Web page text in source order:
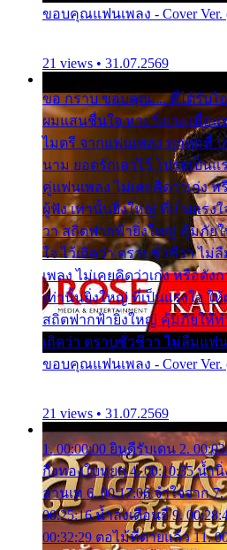
ขอบคุณแฟนเพลง - Cover
21 views • 31.07.2569
ขอ กราบ ขอบคุณ.... ที่ได้รับไ
ผมแสนชื่นใจ หายวังเวง เมื่อแ
ไมตรี จากแฟนเพลง ทุกทุกที่
นาม ยอดรักเอาไว้ โปรดเป็นแ
คู่แฟนเพลง ไม่เคยคิดว่าเก่ง
ผู้ฟัง เท่านั้นยิ่งใหญ่ ที่เป็นแรง
วา สถิตฟากฟ้ายิ่งใหญ่ คุ้มภัย
ใจ ไว้เถิดว่า ตราบชั่วชีวา ไ
เพลง ไม่เคยคิดว่าเก่ง หรือดั
เท่านั้นยิ่งใหญ่ ที่เป็นแรงใจ ใ
สถิตฟากฟ้ายิ่งใหญ่ คุ้มภัยให้ท่
เถิดว่า ตราบชั่วชีวา ไม่ลืมแฟ
ขอบคุณแฟนเพลง - Cover Ver.
21 views • 31.07.2569
1. 00:00:00 ยินดีรับเดน 2.
กิ่งทองใบหยก 4. 00:10:35 น้ำ
ลานเท 6. 00:17:06 จำใจจาก
00:25:16 น้ำลงเดือนยี่ 9.
00:32:29 ตอไม้ที่ตายแล้ว 11.